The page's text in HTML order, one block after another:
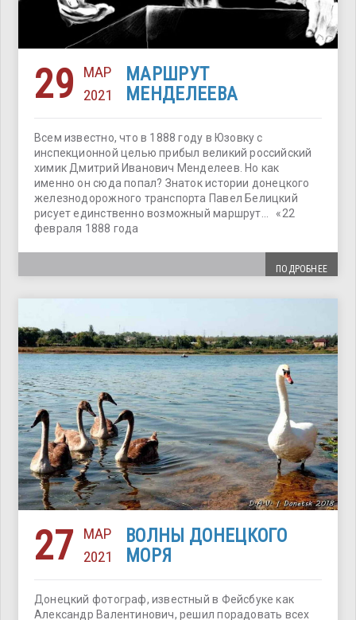
29
МАР
2021
МАРШРУТ
МЕНДЕЛЕЕВА
Всем известно, что в 1888 году в Юзовку с
инспекционной целью прибыл великий российский
химик Дмитрий Иванович Менделеев. Но как
именно он сюда попал? Знаток истории донецкого
железнодорожного транспорта Павел Белицкий
рисует единственно возможный маршрут… «22
февраля 1888 года
ПОДРОБНЕЕ
27
МАР
2021
ВОЛНЫ ДОНЕЦКОГО
МОРЯ
Донецкий фотограф, известный в Фейсбуке как
Александр Валентинович, решил порадовать всех